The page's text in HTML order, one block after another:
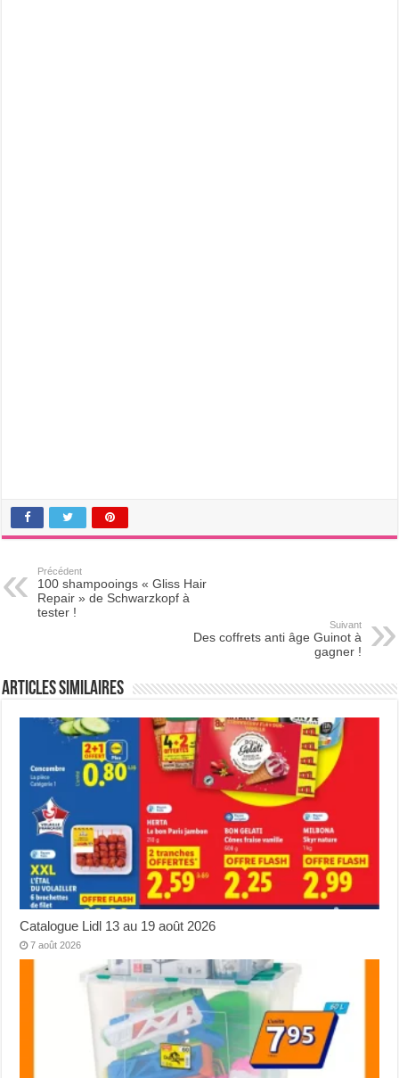
Précédent
100 shampooings « Gliss Hair
Repair » de Schwarzkopf à
tester !
Suivant
Des coffrets anti âge Guinot à
gagner !
Articles Similaires
Catalogue Lidl 13 au 19 août 2026
7 août 2026